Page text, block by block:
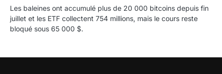
Les baleines ont accumulé plus de 20 000 bitcoins depuis fin
juillet et les ETF collectent 754 millions, mais le cours reste
bloqué sous 65 000 $.